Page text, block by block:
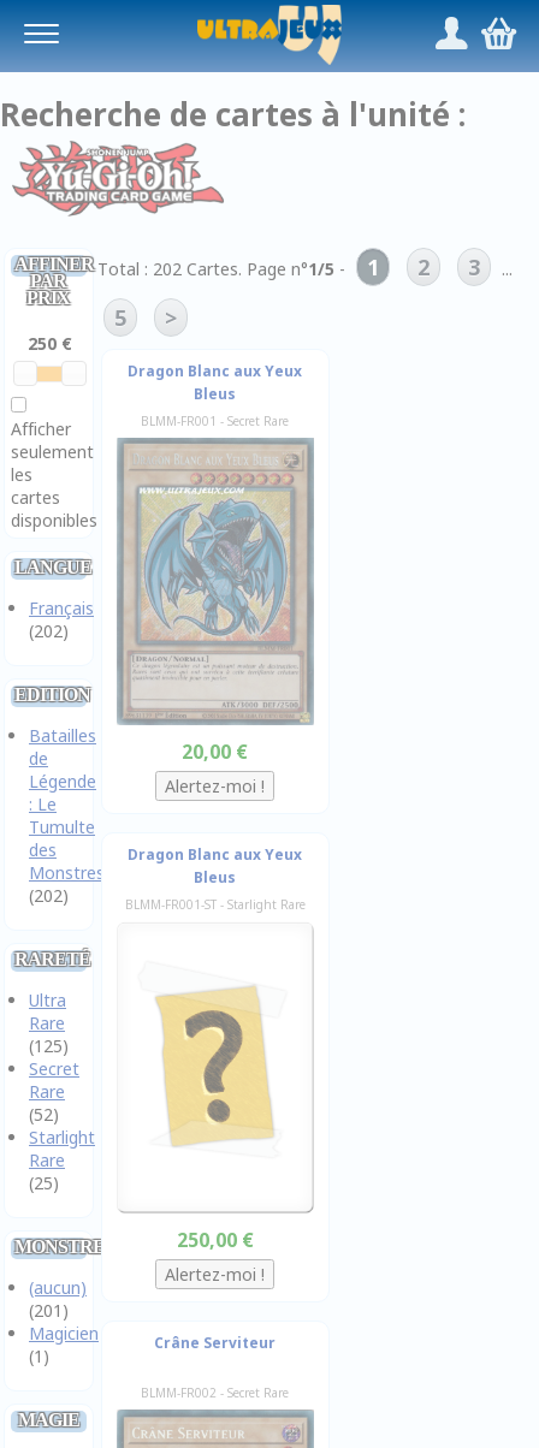
/,
Recherche de cartes à l'unité :
AFFINER
PAR
PRIX
Afficher
seulement
les
cartes
disponibles
LANGUE
Français
(202)
EDITION
Batailles
de
Légende
: Le
Tumulte
des
Monstres
(202)
RARETÉ
Ultra
Rare
(125)
Secret
Rare
(52)
Starlight
Rare
(25)
MONSTRE
(aucun)
(201)
Magicien
(1)
MAGIE
Total : 202 Cartes. Page n°1/5 - 1 2 3 ...
5 >
Dragon Blanc aux Yeux
Bleus
BLMM-FR001 - Secret Rare
20,00 €
Dragon Blanc aux Yeux
Bleus
BLMM-FR001-ST - Starlight Rare
250,00 €
Crâne Serviteur
BLMM-FR002 - Secret Rare